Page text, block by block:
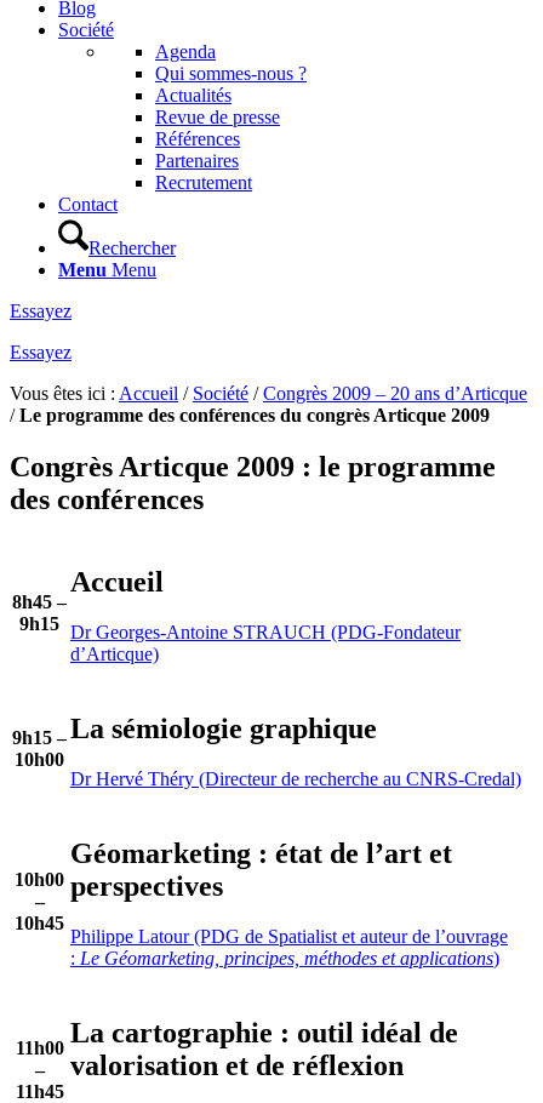
Blog
Société
Agenda
Qui sommes-nous ?
Actualités
Revue de presse
Références
Partenaires
Recrutement
Contact
Rechercher
Menu Menu
Essayez
Essayez
Vous êtes ici : Accueil / Société /Congrès 2009 – 20 ans d’Articque
/Le programme des conférences du congrès Articque 2009
Congrès Articque 2009 : le programme
des conférences
8h45 –
9h15
Accueil
Dr Georges-Antoine STRAUCH (PDG-Fondateur
d’Articque)
9h15 –
10h00
La sémiologie graphique
Dr Hervé Théry (Directeur de recherche au CNRS-Credal)
10h00
–
10h45
Géomarketing : état de l’art et
perspectives
Philippe Latour (PDG de Spatialist et auteur de l’ouvrage
: Le Géomarketing, principes, méthodes et applications)
11h00
–
11h45
La cartographie : outil idéal de
valorisation et de réflexion